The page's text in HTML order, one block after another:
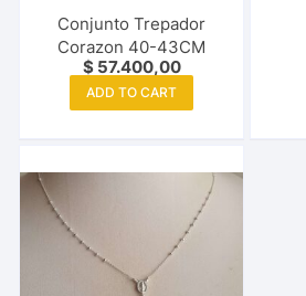
Conjunto Trepador
Corazon 40-43CM
$57.400,00
ADD TO CART